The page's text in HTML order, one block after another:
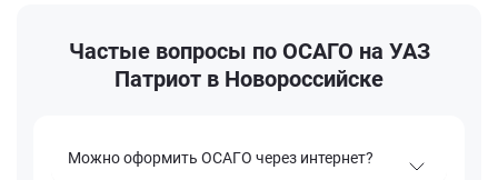
Частые вопросы по ОСАГО на УАЗ
Патриот в Новороссийске
Можно оформить ОСАГО через интернет?